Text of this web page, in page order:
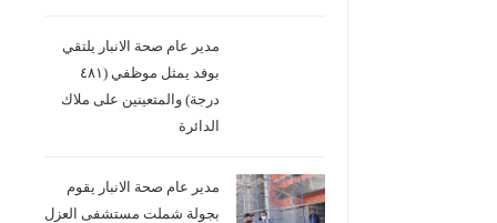
مدير عام صحة الانبار يلتقي
بوفد يمثل موظفي (٤٨١
درجة) والمتعينين على ملاك
الدائرة
مدير عام صحة الانبار يقوم
بجولة شملت مستشفى العزل